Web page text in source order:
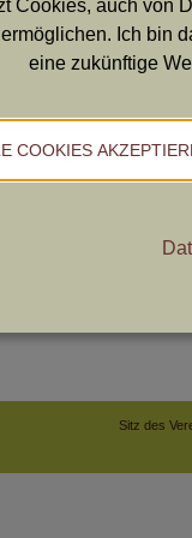
Sitz des
Cookies, auch von
Ich bin
eine zukünftige
COOKIES